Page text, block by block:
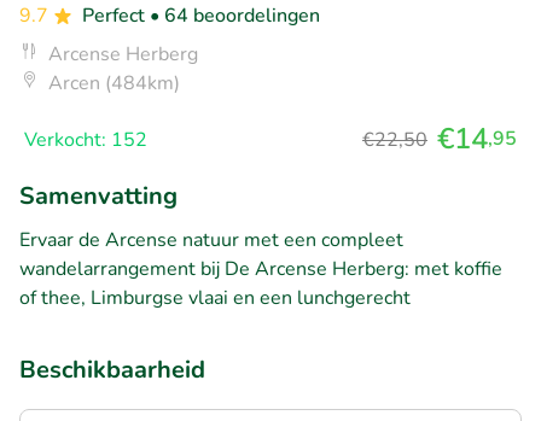
9.7 Perfect • 64 beoordelingen
Arcense Herberg
Arcen (484km)
Verkocht: 152 €22,50 €14,95
Samenvatting
Ervaar de Arcense natuur met een compleet
wandelarrangement bij De Arcense Herberg: met koffie
of thee, Limburgse vlaai en een lunchgerecht
Beschikbaarheid